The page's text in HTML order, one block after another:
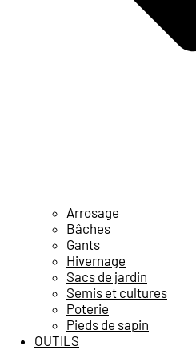
Arrosage
Bâches
Gants
Hivernage
Sacs de jardin
Semis et cultures
Poterie
Pieds de sapin
OUTILS